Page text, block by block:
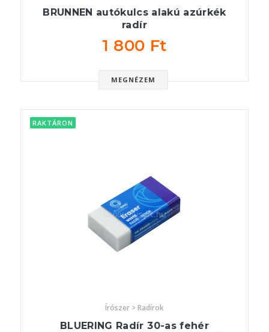
BRUNNEN autókulcs alakú azúrkék
radír
1 800 Ft
MEGNÉZEM
RAKTÁRON
Írószer > Radírok
BLUERING Radír 30-as fehér